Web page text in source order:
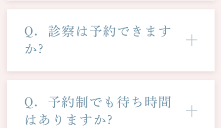
Q．診察は予約できます
か?
Q．予約制でも待ち時間
はありますか?